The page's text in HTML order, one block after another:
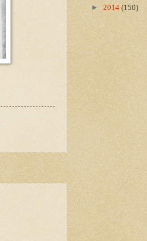
► 2014 (150)